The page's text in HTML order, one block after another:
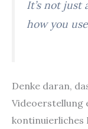
It’s not just
how you
Denke daran,
Videoerstellung
kontinuierliches